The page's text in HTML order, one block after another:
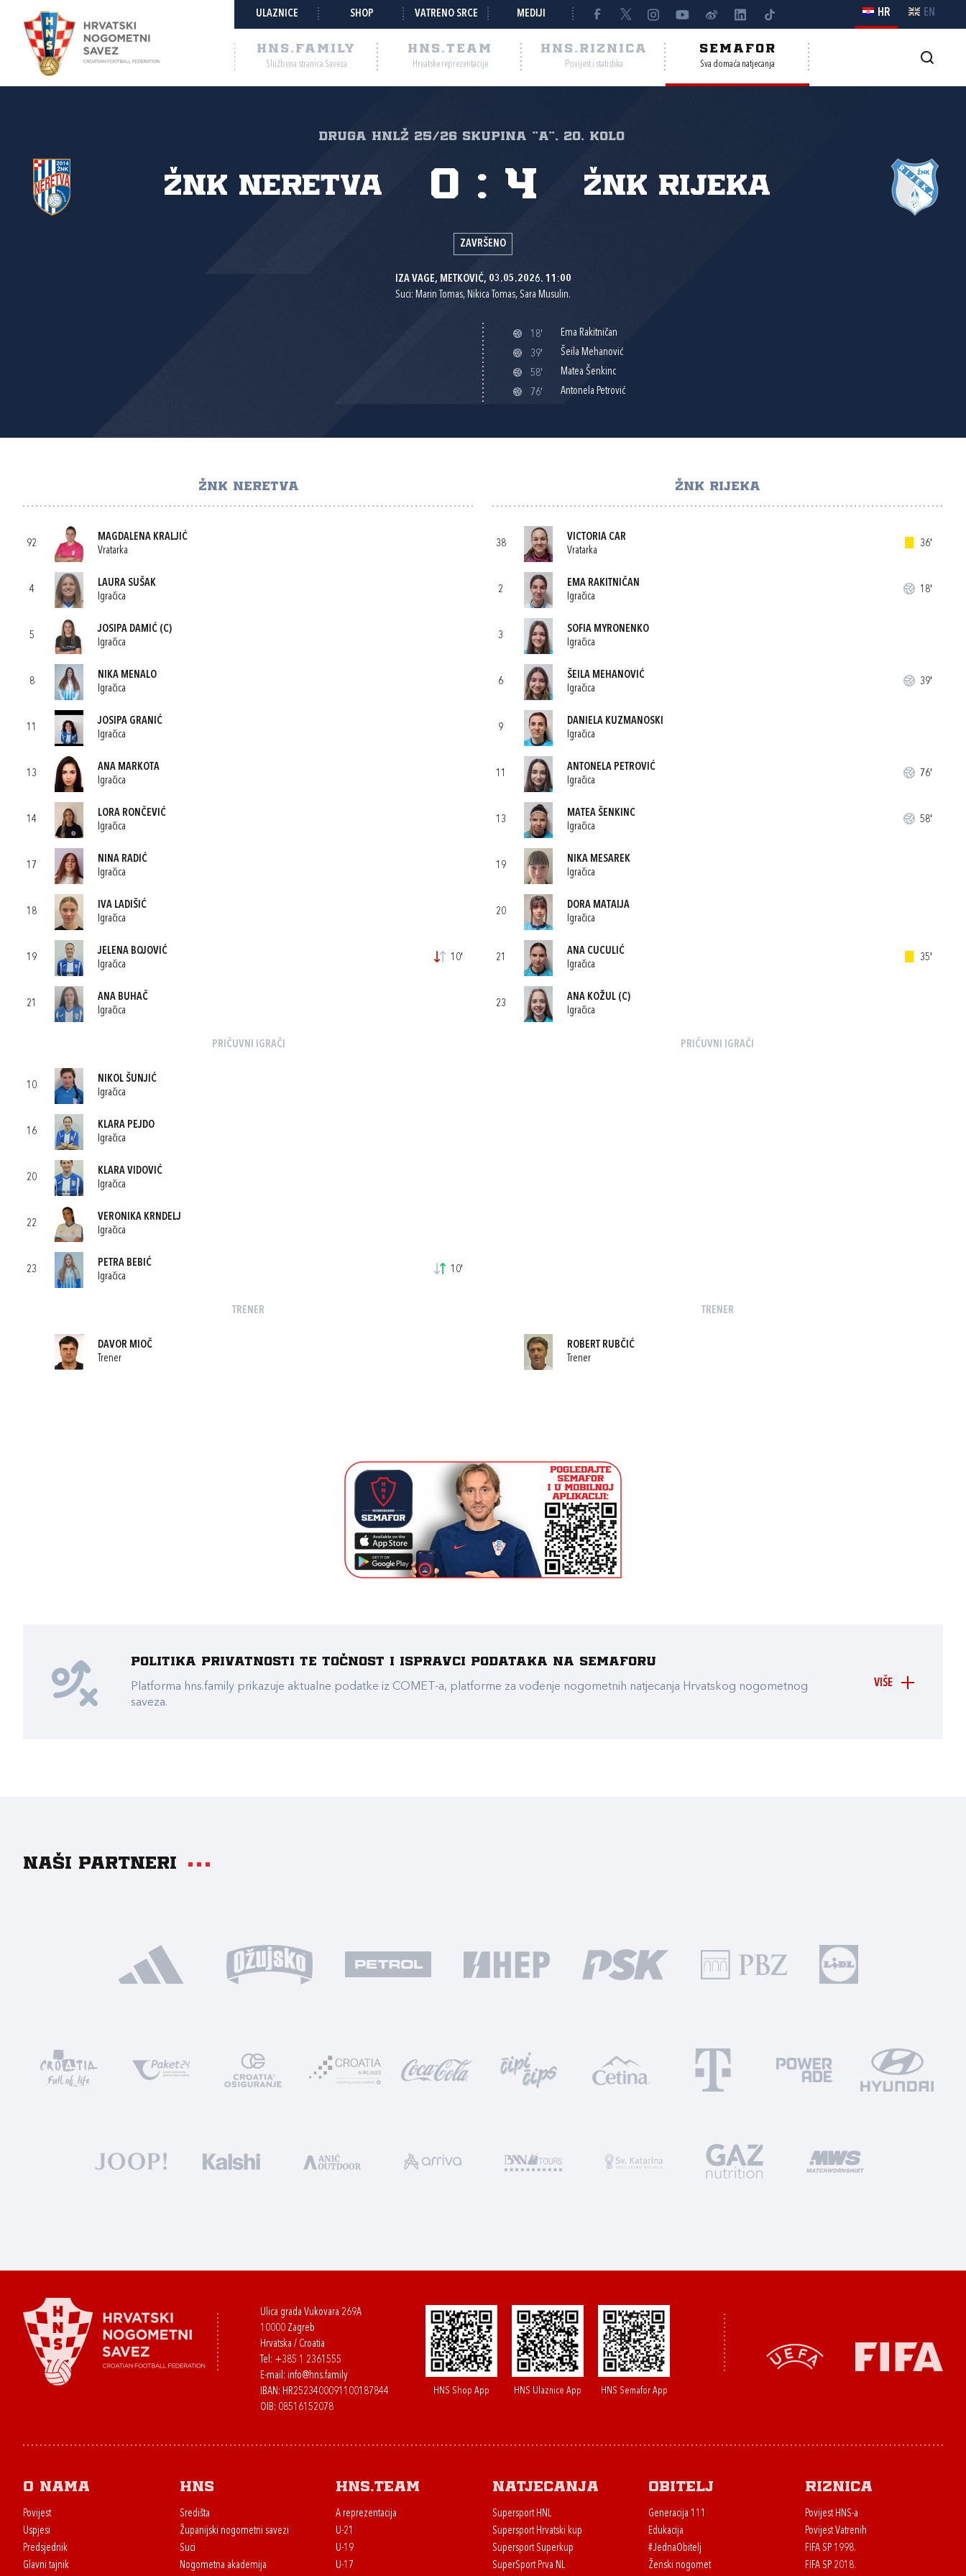
ULAZNICE SHOP VATRENO SRCE MEDIJI HR EN
HNS.FAMILY
Službena stranica Saveza
HNS.TEAM
Hrvatske reprezentacije
HNS.RIZNICA
Povijest i statistika
SEMAFOR
Sva domaća natjecanja
Druga HNLŽ 25/26 skupina "A", 20. kolo
ŽNK Neretva ŽNK Rijeka
0 : 4
ZAVRŠENO
IZA VAGE, METKOVIĆ, 03.05.2026. 11:00
Suci: Marin Tomas, Nikica Tomas, Sara Musulin.
18'
Ema Rakitničan
39'
Šeila Mehanović
58'
Matea Šenkinc
76'
Antonela Petrović
ŽNK NERETVA
92
MAGDALENA KRALJIĆ
Vratarka
4
LAURA SUŠAK
Igračica
5
JOSIPA DAMIĆ (C)
Igračica
8
NIKA MENALO
Igračica
11
JOSIPA GRANIĆ
Igračica
13
ANA MARKOTA
Igračica
14
LORA RONČEVIĆ
Igračica
17
NINA RADIĆ
Igračica
18
IVA LADIŠIĆ
Igračica
19
JELENA BOJOVIĆ
Igračica
10'
21
ANA BUHAČ
Igračica
PRIČUVNI IGRAČI
10
NIKOL ŠUNJIĆ
Igračica
16
KLARA PEJDO
Igračica
20
KLARA VIDOVIĆ
Igračica
22
VERONIKA KRNDELJ
Igračica
23
PETRA BEBIĆ
Igračica
10'
TRENER
DAVOR MIOČ
Trener
ŽNK RIJEKA
38
VICTORIA CAR
Vratarka
36'
2
EMA RAKITNIČAN
Igračica
18'
3
SOFIA MYRONENKO
Igračica
6
ŠEILA MEHANOVIĆ
Igračica
39'
9
DANIELA KUZMANOSKI
Igračica
11
ANTONELA PETROVIĆ
Igračica
76'
13
MATEA ŠENKINC
Igračica
58'
19
NIKA MESAREK
Igračica
20
DORA MATAIJA
Igračica
21
ANA CUCULIĆ
Igračica
35'
23
ANA KOŽUL(C)
Igračica
PRIČUVNI IGRAČI
TRENER
ROBERT RUBČIĆ
Trener
VIŠE
Politika privatnosti te točnost i ispravci podataka na Semaforu
Platforma hns.family prikazuje aktualne podatke iz COMET-a, platforme za vođenje nogometnih natjecanja Hrvatskog nogometnog
saveza.
Naši partneri
Ulica grada Vukovara 269A
10000 Zagreb
Hrvatska / Croatia
Tel: +385 1 2361555
E-mail: info@hns.family
IBAN: HR2523400091100187844
OIB: 08516152078
HNS Shop App HNS Ulaznice App HNS Semafor App
O nama
Povijest
Uspjesi
Predsjednik
Glavni tajnik
HNS
Središta
Županijski nogometni savezi
Suci
Nogometna akademija
HNS.team
A reprezentacija
U-21
U-19
U-17
Natjecanja
Supersport HNL
Supersport Hrvatski kup
Supersport Superkup
SuperSport Prva NL
Obitelj
Generacija 111
Edukacija
#JednaObitelj
Ženski nogomet
Riznica
Povijest HNS-a
Povijest Vatrenih
FIFA SP 1998.
FIFA SP 2018.